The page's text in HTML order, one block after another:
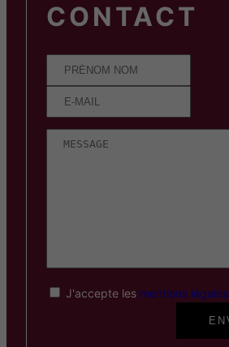
CONTACT
J'accepte les mentions légales